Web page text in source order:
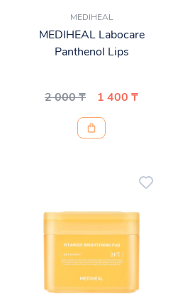
MEDIHEAL
MEDIHEAL Labocare
Panthenol Lips
2 000 ₸ 1 400 ₸